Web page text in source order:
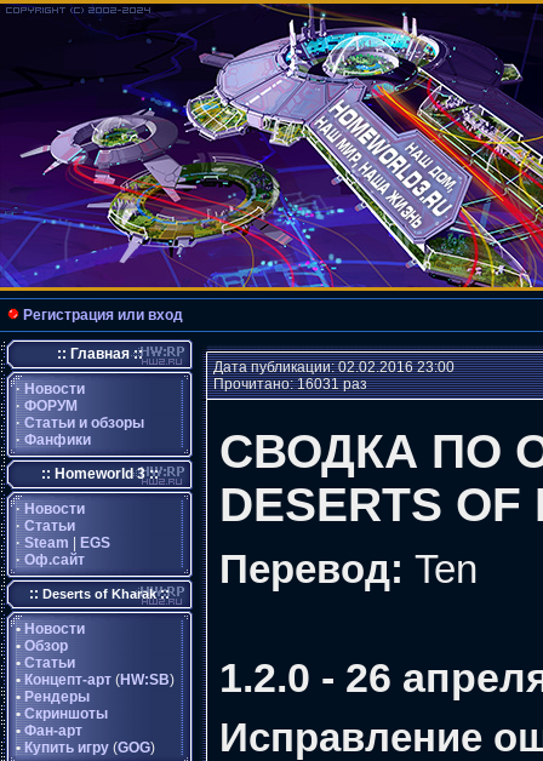
Регистрация или вход
:: Главная ::
· Новости
· ФОРУМ
· Статьи и обзоры
· Фанфики
:: Homeworld 3 ::
· Новости
· Статьи
· Steam
EGS
· Оф.сайт
:: Deserts of Kharak::
• Новости
• Обзор
• Статьи
• Концепт-арт (HW:SB)
• Рендеры
• Скриншоты
• Фан-арт
• Купить игру (GOG)
Дата публикации: 02.02.2016 23:00
Прочитано: 16031 раз
СВОДКА ПО
DESERTS OF
Перевод: Ten
1.2.0 - 26
Исправление